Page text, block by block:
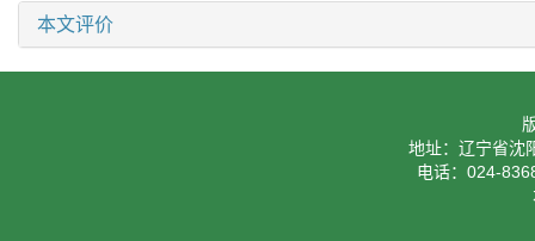
本文评价
地址：辽宁省沈
电话：024-